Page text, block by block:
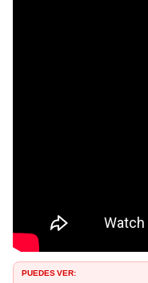
PUEDES VER: